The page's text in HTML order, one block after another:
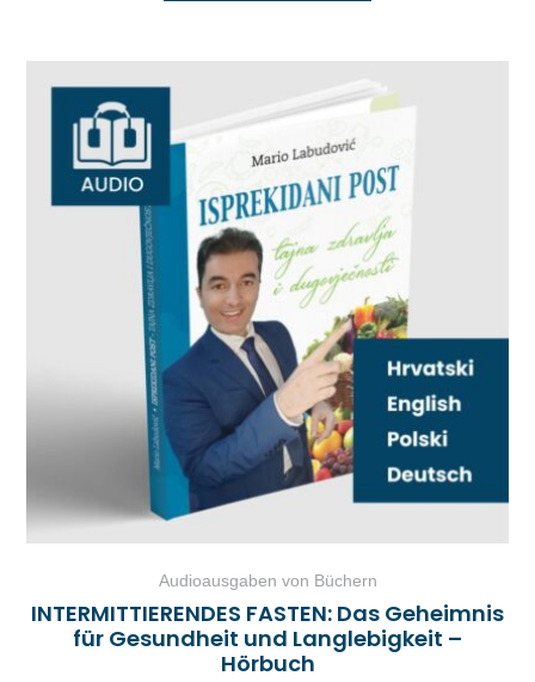
Audioausgaben von Büchern
INTERMITTIERENDES FASTEN: Das Geheimnis
für Gesundheit und Langlebigkeit –
Hörbuch